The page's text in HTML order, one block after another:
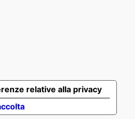
relative alla privacy